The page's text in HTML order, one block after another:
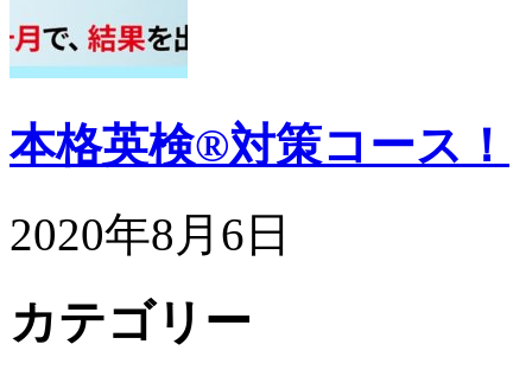
本格英検®対策コース！
2020年8月6日
カテゴリー